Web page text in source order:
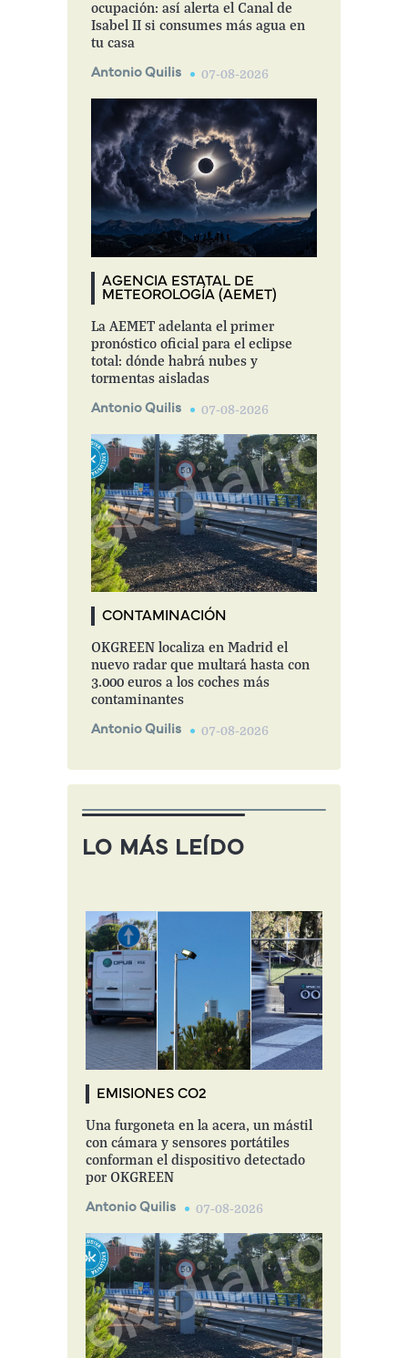
ocupación: así alerta el Canal de
Isabel II si consumes más agua en
tu casa
Antonio Quilis 07-08-2026
AGENCIA ESTATAL DE
METEOROLOGÍA (AEMET)
La AEMET adelanta el primer
pronóstico oficial para el eclipse
total: dónde habrá nubes y
tormentas aisladas
Antonio Quilis 07-08-2026
CONTAMINACIÓN
OKGREEN localiza en Madrid el
nuevo radar que multará hasta con
3.000 euros a los coches más
contaminantes
Antonio Quilis 07-08-2026
LO MÁS LEÍDO
EMISIONES CO2
Una furgoneta en la acera, un mástil
con cámara y sensores portátiles
conforman el dispositivo detectado
por OKGREEN
Antonio Quilis 07-08-2026